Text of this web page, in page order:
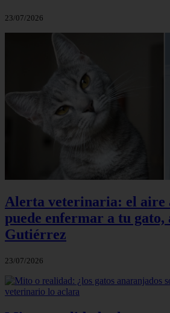
23/07/2026
Alerta veterinaria: el aire
puede enfermar a tu
Gutiérrez
23/07/2026